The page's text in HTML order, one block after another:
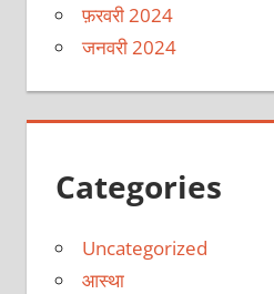
फ़रवरी 2024
जनवरी 2024
Categories
Uncategorized
आस्था